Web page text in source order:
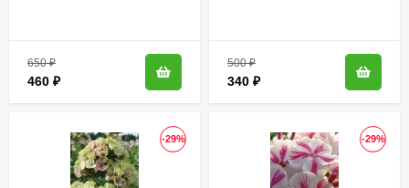
650₽
460 ₽
500₽
340 ₽
-29% -29%